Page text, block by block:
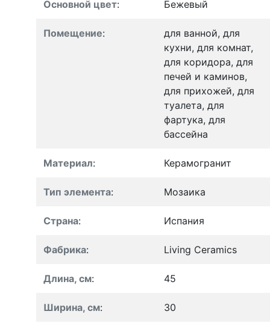
Основной цвет: Бежевый
Помещение:
для ванной, для
кухни, для комнат,
для коридора, для
печей и каминов,
для прихожей, для
туалета, для
фартука, для
бассейна
Материал: Керамогранит
Тип элемента: Мозаика
Страна: Испания
Фабрика: Living Ceramics
Длина, см: 45
Ширина, см: 30